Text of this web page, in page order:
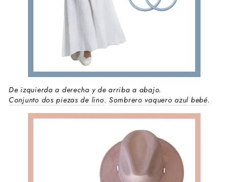
De izquierda a derecha y de arriba a abajo.
Conjunto dos piezas de lino. Sombrero vaquero azul bebé.